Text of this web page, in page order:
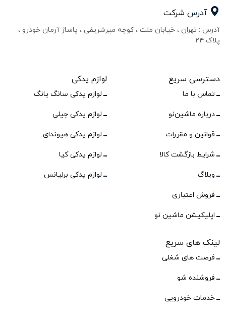
آدرس شرکت
آدرس : تهران ، خیابان ملت ، کوچه میرشریفی ، پاساژ آرمان خودرو ،
پلاک ۲۴
دسترسی سریع
تماس با ما
درباره ماشین‌نو
قوانین و مقررات
شرایط بازگشت کالا
وبلاگ
فروش اعتباری
اپلیکیشن ماشین نو
لوازم یدکی
لوازم یدکی سانگ یانگ
لوازم یدکی جیلی
لوازم یدکی هیوندای
لوازم یدکی کیا
لوازم یدکی برلیانس
لینک های سریع
فرصت های شغلی
فروشنده شو
خدمات خودرویی